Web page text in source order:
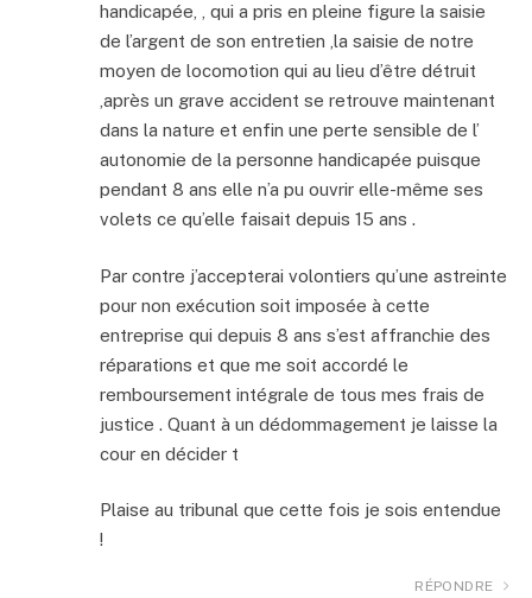
handicapée, , qui a pris en pleine figure la saisie
de l’argent de son entretien ,la saisie de notre
moyen de locomotion qui au lieu d’être détruit
,après un grave accident se retrouve maintenant
dans la nature et enfin une perte sensible de l’
autonomie de la personne handicapée puisque
pendant 8 ans elle n’a pu ouvrir elle-même ses
volets ce qu’elle faisait depuis 15 ans .
Par contre j’accepterai volontiers qu’une astreinte
pour non exécution soit imposée à cette
entreprise qui depuis 8 ans s’est affranchie des
réparations et que me soit accordé le
remboursement intégrale de tous mes frais de
justice . Quant à un dédommagement je laisse la
cour en décider t
Plaise au tribunal que cette fois je sois entendue
!
RÉPONDRE